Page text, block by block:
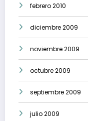
febrero 2010
diciembre 2009
noviembre 2009
octubre 2009
septiembre 2009
julio 2009